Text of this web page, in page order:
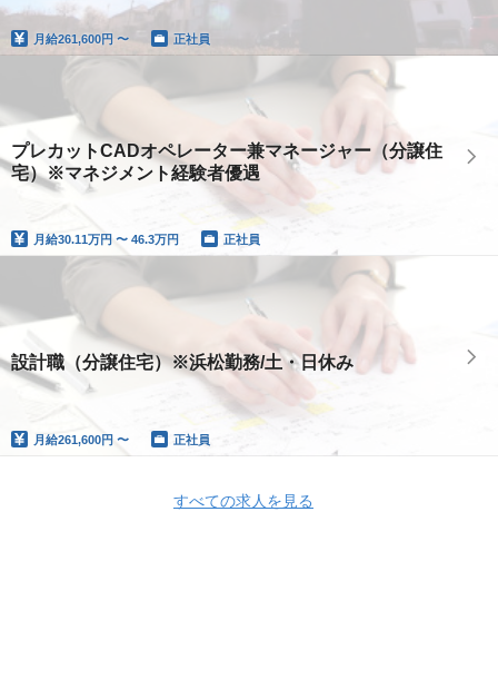
月給261,600円 〜 正社員
プレカットCADオペレーター兼マネージャー（分譲住
宅）※マネジメント経験者優遇
月給30.11万円 〜 46.3万円 正社員
設計職（分譲住宅）※浜松勤務/土・日休み
月給261,600円 〜 正社員
すべての求人を見る